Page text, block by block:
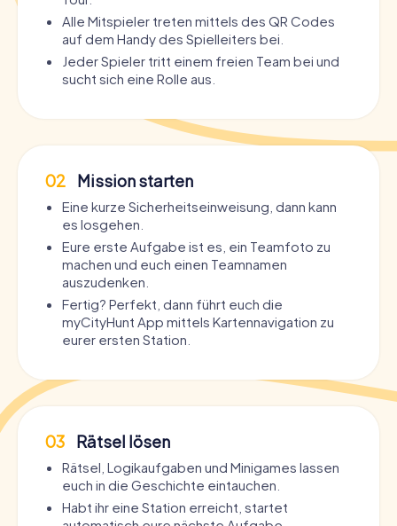
Alle Mitspieler treten mittels des QR Codes
auf dem Handy des Spielleiters bei.
Jeder Spieler tritt einem freien Team bei und
sucht sich eine Rolle aus.
02 Mission starten
Eine kurze Sicherheitseinweisung, dann kann
es losgehen.
Eure erste Aufgabe ist es, ein Teamfoto zu
machen und euch einen Teamnamen
auszudenken.
Fertig? Perfekt, dann führt euch die
myCityHunt App mittels Kartennavigation zu
eurer ersten Station.
03 Rätsel lösen
Rätsel, Logikaufgaben und Minigames lassen
euch in die Geschichte eintauchen.
Habt ihr eine Station erreicht, startet